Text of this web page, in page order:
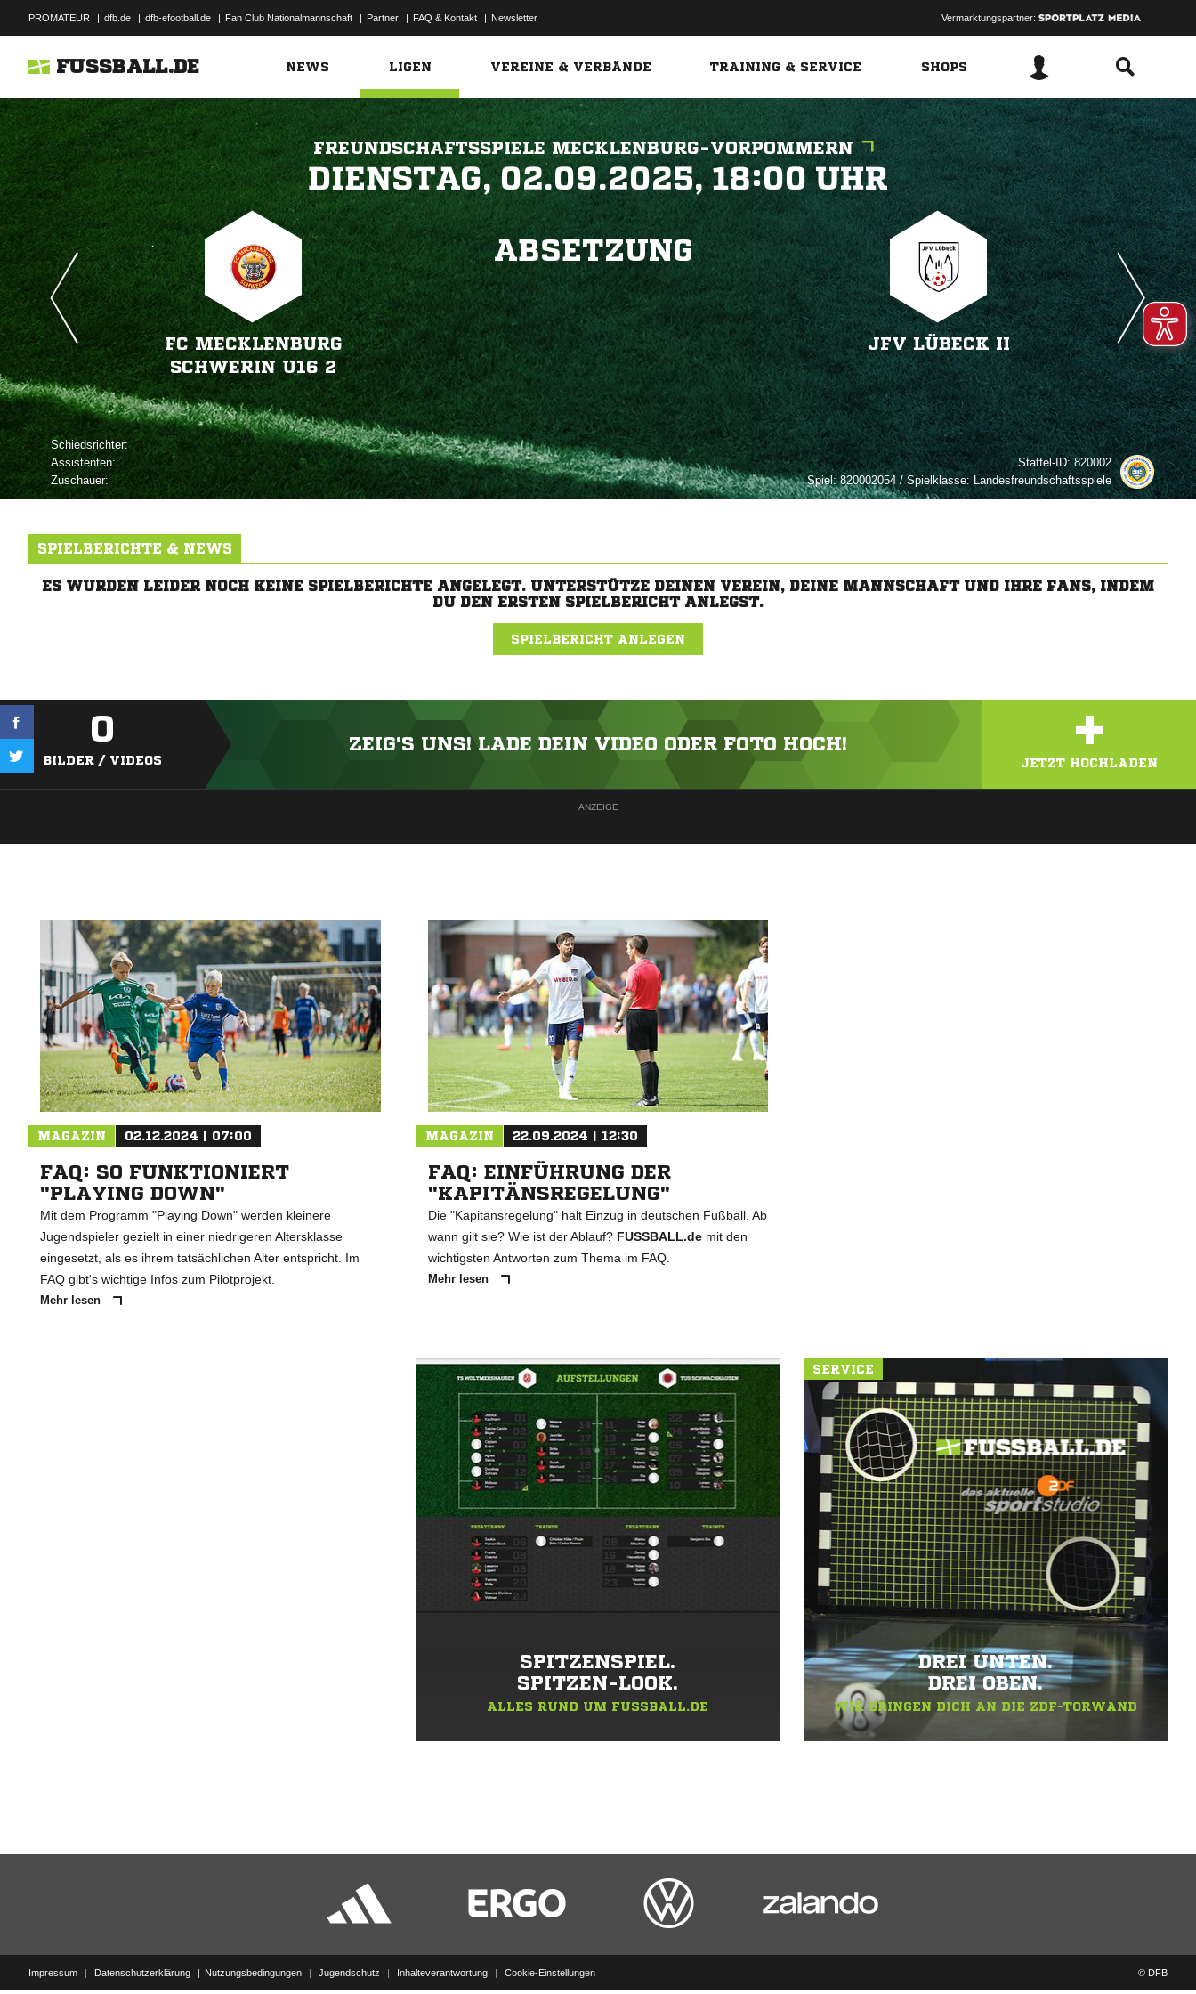
PROMATEUR | dfb.de | dfb-efootball.de | Fan Club Nationalmannschaft | Partner | FAQ & Kontakt | Newsletter Vermarktungspartner:
FUSSBALL.DE NEWS LIGEN VEREINE & VERBÄNDE TRAINING & SERVICE SHOPS
FREUNDSCHAFTSSPIELE MECKLENBURG-VORPOMMERN
   
FC MECKLENBURG
SCHWERIN U16 2
ABSETZUNG
JFV LÜBECK II
Schiedsrichter:
Assistenten:
Zuschauer:
Staffel-ID:820002
Spiel:820002054 / Spielklasse: Landesfreundschaftsspiele
SPIELBERICHTE & NEWS
ES WURDEN LEIDER NOCH KEINE SPIELBERICHTE ANGELEGT. UNTERSTÜTZE DEINEN VEREIN, DEINE MANNSCHAFT UND IHRE FANS, INDEM
DU DEN ERSTEN SPIELBERICHT ANLEGST.
SPIELBERICHT ANLEGEN
0
BILDER / VIDEOS
ZEIG'S UNS! LADE DEIN VIDEO ODER FOTO HOCH! +
JETZT HOCHLADEN
ANZEIGE
MAGAZIN 02.12.2024 | 07:00
FAQ: SO FUNKTIONIERT
"PLAYING DOWN"
Mit dem Programm "Playing Down" werden kleinere
Jugendspieler gezielt in einer niedrigeren Altersklasse
eingesetzt, als es ihrem tatsächlichen Alter entspricht. Im
FAQ gibt's wichtige Infos zum Pilotprojekt.
Mehr lesen
MAGAZIN 22.09.2024 | 12:30
FAQ: EINFÜHRUNG DER
"KAPITÄNSREGELUNG"
Die "Kapitänsregelung" hält Einzug in deutschen Fußball. Ab
wann gilt sie? Wie ist der Ablauf? FUSSBALL.demit den
wichtigsten Antworten zum Thema im FAQ.
Mehr lesen
SPITZENSPIEL.
SPITZEN-LOOK.
ALLES RUND UM FUSSBALL.DE
SERVICE
DREI UNTEN.
DREI OBEN.
WIR BRINGEN DICH AN DIE ZDF-TORWAND
Impressum | Datenschutzerklärung Nutzungsbedingungen | Jugendschutz | Inhalteverantwortung | Cookie-Einstellungen © DFB